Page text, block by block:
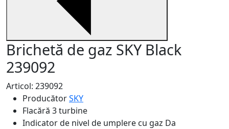
Brichetă de gaz SKY Black
239092
Articol: 239092
ProducătorSKY
Flacără 3 turbine
Indicator de nivel de umplere cu gaz Da